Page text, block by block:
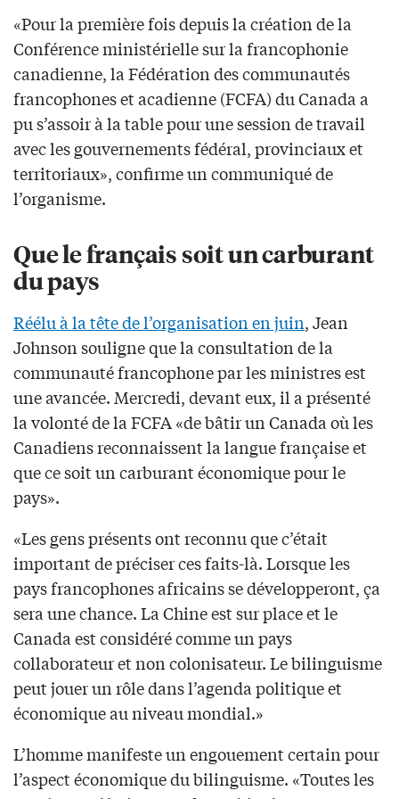
«Pour la première fois depuis la création de la
Conférence ministérielle sur la francophonie
canadienne, la Fédération des communautés
francophones et acadienne (FCFA) du Canada a
pu s’assoir à la table pour une session de travail
avec les gouvernements fédéral, provinciaux et
territoriaux», confirme un communiqué de
l’organisme.
Que le français soit un carburant
du pays
Réélu à la tête de l’organisation en juin, Jean
Johnson souligne que la consultation de la
communauté francophone par les ministres est
une avancée. Mercredi, devant eux, il a présenté
la volonté de la FCFA «de bâtir un Canada où les
Canadiens reconnaissent la langue française et
que ce soit un carburant économique pour le
pays».
«Les gens présents ont reconnu que c’était
important de préciser ces faits-là. Lorsque les
pays francophones africains se développeront, ça
sera une chance. La Chine est sur place et le
Canada est considéré comme un pays
collaborateur et non colonisateur. Le bilinguisme
peut jouer un rôle dans l’agenda politique et
économique au niveau mondial.»
L’homme manifeste un engouement certain pour
l’aspect économique du bilinguisme. «Toutes les